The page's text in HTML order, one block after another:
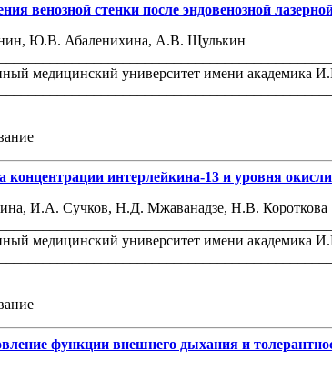
венозной стенки после эндовенозной
Ю.В. Абаленихина, А.В. Щулькин
медицинский университет имени академика
концентрации интерлейкина-13 и уровня
И.А. Сучков, Н.Д. Мжаванадзе, Н.В. Короткова
медицинский университет имени академика
функции внешнего дыхания и